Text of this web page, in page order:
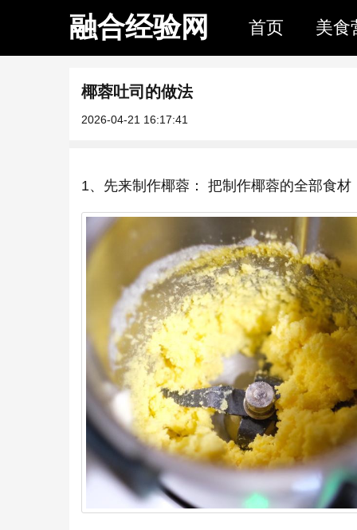
融合经验网 首页 美食
椰蓉吐司的做法
2026-04-21 16:17:41
1、先来制作椰蓉： 把制作椰蓉的全部食